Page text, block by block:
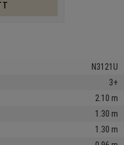
N3121U
3+
2.10 m
1.30 m
1.30 m